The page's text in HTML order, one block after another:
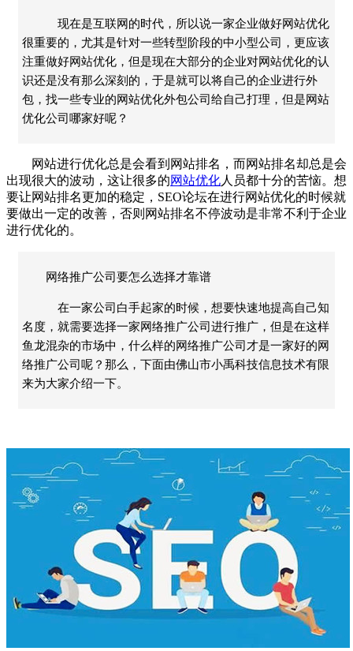
现在是互联网的时代，所以说一家企业做好网站优化
很重要的，尤其是针对一些转型阶段的中小型公司，更应该
注重做好网站优化，但是现在大部分的企业对网站优化的认
识还是没有那么深刻的，于是就可以将自己的企业进行外
包，找一些专业的网站优化外包公司给自己打理，但是网站
优化公司哪家好呢？
网站进行优化总是会看到网站排名，而网站排名却总是会
出现很大的波动，这让很多的网站优化人员都十分的苦恼。想
要让网站排名更加的稳定， SEO论坛在进行网站优化的时候就
要做出一定的改善，否则网站排名不停波动是非常不利于企业
进行优化的。
网络推广公司要怎么选择才靠谱
在一家公司白手起家的时候，想要快速地提高自己知
名度，就需要选择一家网络推广公司进行推广，但是在这样
鱼龙混杂的市场中，什么样的网络推广公司才是一家好的网
络推广公司呢？那么，下面由佛山市小禹科技信息技术有限
来为大家介绍一下。